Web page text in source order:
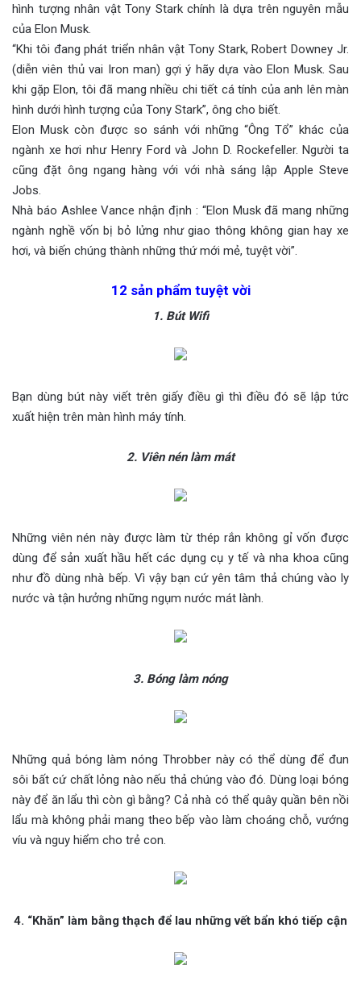
hình tượng nhân vật Tony Stark chính là dựa trên nguyên mẫu
của Elon Musk.
“Khi tôi đang phát triển nhân vật Tony Stark, Robert Downey Jr.
(diễn viên thủ vai Iron man) gợi ý hãy dựa vào Elon Musk. Sau
khi gặp Elon, tôi đã mang nhiều chi tiết cá tính của anh lên màn
hình dưới hình tượng của Tony Stark”, ông cho biết.
Elon Musk còn được so sánh với những “Ông Tổ” khác của
ngành xe hơi như Henry Ford và John D. Rockefeller. Người ta
cũng đặt ông ngang hàng với với nhà sáng lập Apple Steve
Jobs.
Nhà báo Ashlee Vance nhận định : “Elon Musk đã mang những
ngành nghề vốn bị bỏ lửng như giao thông không gian hay xe
hơi, và biến chúng thành những thứ mới mẻ, tuyệt vời”.
12 sản phẩm tuyệt vời
1. Bút Wifi
Bạn dùng bút này viết trên giấy điều gì thì điều đó sẽ lập tức
xuất hiện trên màn hình máy tính.
2. Viên nén làm mát
Những viên nén này được làm từ thép rắn không gỉ vốn được
dùng để sản xuất hầu hết các dụng cụ y tế và nha khoa cũng
như đồ dùng nhà bếp. Vì vậy bạn cứ yên tâm thả chúng vào ly
nước và tận hưởng những ngụm nước mát lành.
3. Bóng làm nóng
Những quả bóng làm nóng Throbber này có thể dùng để đun
sôi bất cứ chất lỏng nào nếu thả chúng vào đó. Dùng loại bóng
này để ăn lẩu thì còn gì bằng? Cả nhà có thể quây quần bên nồi
lẩu mà không phải mang theo bếp vào làm choáng chỗ, vướng
víu và nguy hiểm cho trẻ con.
4. “Khăn” làm bằng thạch để lau những vết bẩn khó tiếp cận